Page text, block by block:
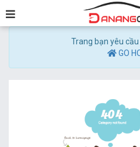
Trang bạn yêu
GO